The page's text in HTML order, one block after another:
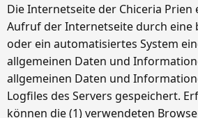
Die Internetseite der Chiceria Prien
Aufruf der Internetseite durch eine
oder ein automatisiertes System
allgemeinen Daten und
allgemeinen Daten und
Logfiles des Servers gespeichert.
können die (1) verwendeten